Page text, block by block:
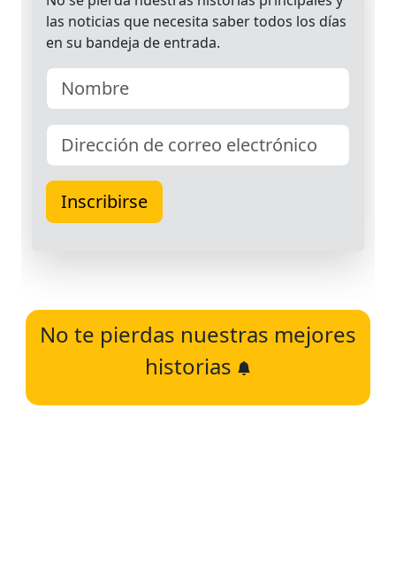
No te pierdas nuestras mejores
historias